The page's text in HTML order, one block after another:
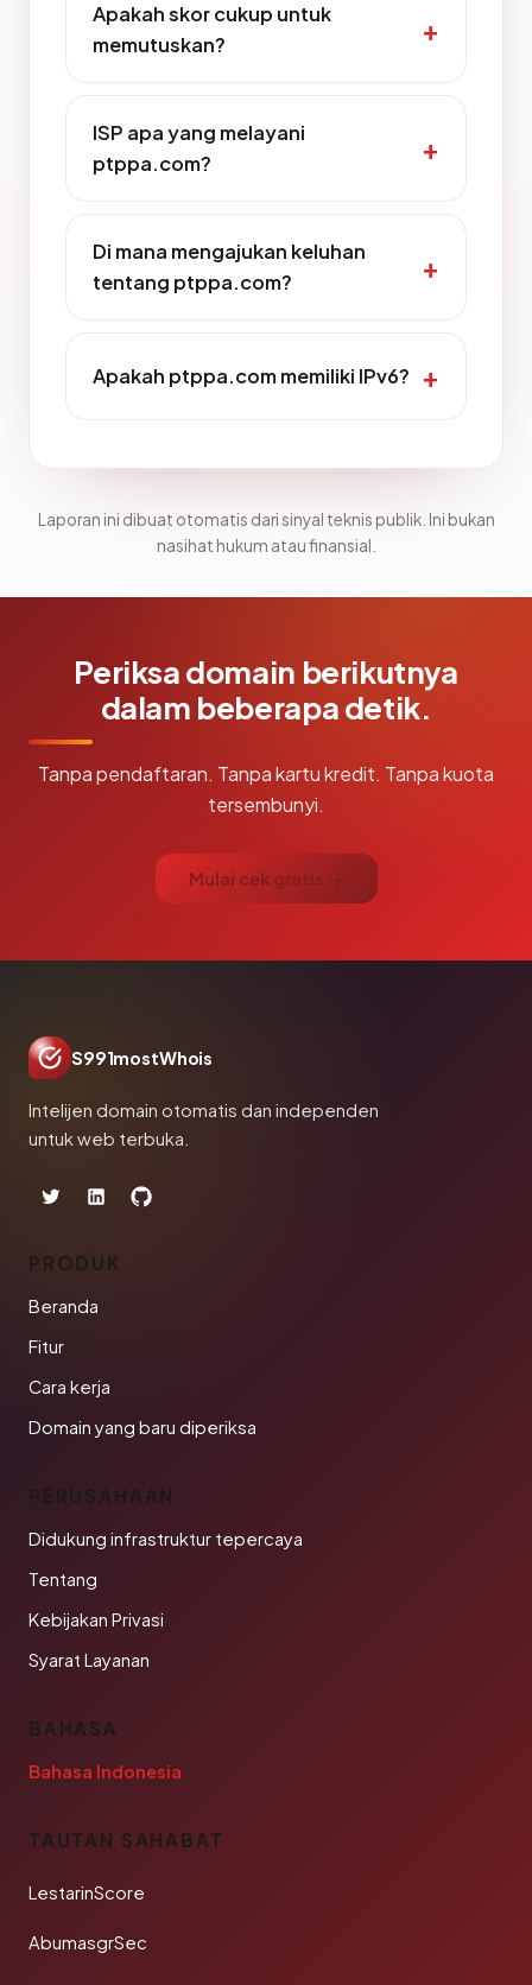
Apakah skor cukup untuk
memutuskan?
ISP apa yang melayani
ptppa.com?
Di mana mengajukan keluhan
tentang ptppa.com?
Apakah ptppa.com memiliki IPv6?
Laporan ini dibuat otomatis dari sinyal teknis publik. Ini bukan
nasihat hukum atau finansial.
Periksa domain berikutnya
dalam beberapa detik.
Tanpa pendaftaran. Tanpa kartu kredit. Tanpa kuota
tersembunyi.
Mulai cek gratis →
S991mostWhois
Intelijen domain otomatis dan independen
untuk web terbuka.
PRODUK
Beranda
Fitur
Cara kerja
Domain yang baru diperiksa
PERUSAHAAN
Didukung infrastruktur tepercaya
Tentang
Kebijakan Privasi
Syarat Layanan
BAHASA
Bahasa Indonesia
TAUTAN SAHABAT
LestarinScore
AbumasgrSec